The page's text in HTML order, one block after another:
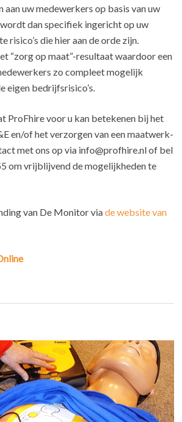
aan uw medewerkers op basis van uw
dan specifiek ingericht op uw
risico’s die hier aan de orde zijn.
“zorg op maat”-resultaat waardoor een
zo compleet mogelijk
eigen bedrijfsrisico’s.
ProFhire voor u kan betekenen bij het
en/of het verzorgen van een maatwerk-
met ons op via info@profhire.nl of bel
om vrijblijvend de mogelijkheden te
van De Monitor viade website van